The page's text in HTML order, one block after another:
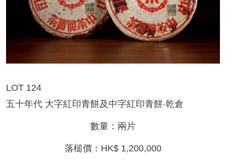
LOT 124
五十年代 大字紅印青餅及中字紅印青餅‧乾倉
數量：兩片
落槌價：HK$ 1,200,000